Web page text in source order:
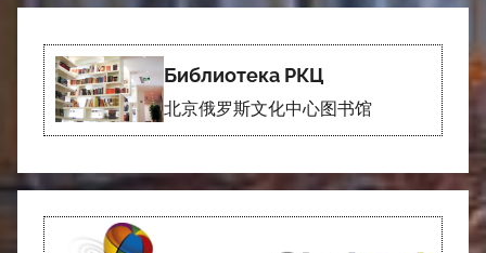
Библиотека РКЦ
北京俄罗斯文化中心图书馆